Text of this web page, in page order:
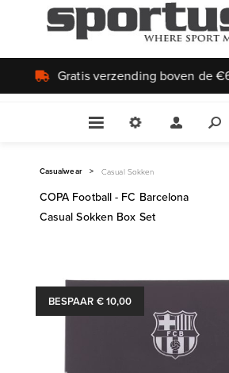
Uniek aanbod
Casualwear > Casual Sokken
COPA Football - FC Barcelona
Casual Sokken Box Set
BESPAAR € 10,00